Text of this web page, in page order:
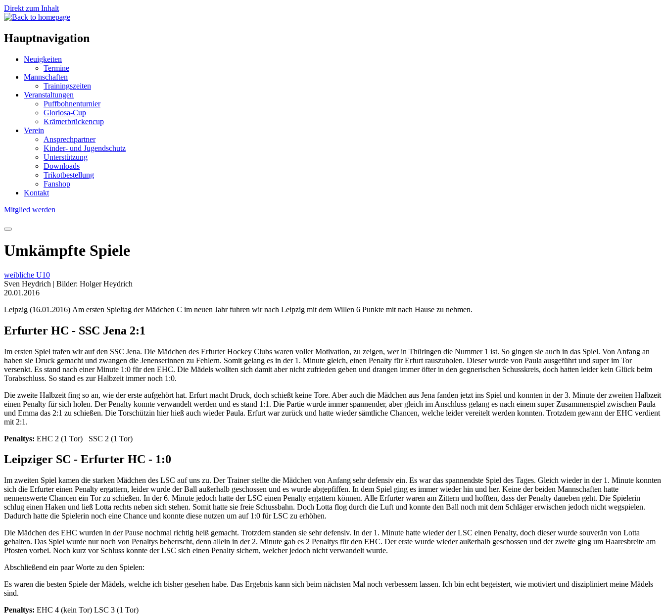
Direkt zum Inhalt
Hauptnavigation
Neuigkeiten
Termine
Mannschaften
Trainingszeiten
Veranstaltungen
Puffbohnenturnier
Gloriosa-Cup
Krämerbrückencup
Verein
Ansprechpartner
Kinder- und Jugendschutz
Unterstützung
Downloads
Trikotbestellung
Fanshop
Kontakt
Mitglied werden
Umkämpfte Spiele
weibliche U10
Sven Heydrich | Bilder: Holger Heydrich
20.01.2016
Leipzig (16.01.2016) Am ersten Spieltag der Mädchen C im neuen Jahr fuhren wir nach Leipzig mit dem Willen 6 Punkte mit nach Hause zu nehmen.
Erfurter HC - SSC Jena 2:1
Im ersten Spiel trafen wir auf den SSC Jena. Die Mädchen des Erfurter Hockey Clubs waren voller Motivation, zu zeigen, wer in Thüringen die Nummer 1 ist. So gingen sie auch in das Spiel. Von Anfang an
haben sie Druck gemacht und zwangen die Jenenserinnen zu Fehlern. Somit gelang es in der 1. Minute gleich, einen Penalty für Erfurt rauszuholen. Dieser wurde von Paula ausgeführt und super im Tor
versenkt. Es stand nach einer Minute 1:0 für den EHC. Die Mädels wollten sich damit aber nicht zufrieden geben und drangen immer öfter in den gegnerischen Schusskreis, doch hatten leider kein Glück beim
Torabschluss. So stand es zur Halbzeit immer noch 1:0.
Die zweite Halbzeit fing so an, wie der erste aufgehört hat. Erfurt macht Druck, doch schießt keine Tore. Aber auch die Mädchen aus Jena fanden jetzt ins Spiel und konnten in der 3. Minute der zweiten Halbzeit
einen Penalty für sich holen. Der Penalty konnte verwandelt werden und es stand 1:1. Die Partie wurde immer spannender, aber gleich im Anschluss gelang es nach einem super Zusammenspiel zwischen Paula
und Emma das 2:1 zu schießen. Die Torschützin hier hieß auch wieder Paula. Erfurt war zurück und hatte wieder sämtliche Chancen, welche leider vereitelt werden konnten. Trotzdem gewann der EHC verdient
mit 2:1.
Penaltys: EHC 2 (1 Tor) SSC 2 (1 Tor)
Leipziger SC - Erfurter HC - 1:0
Im zweiten Spiel kamen die starken Mädchen des LSC auf uns zu. Der Trainer stellte die Mädchen von Anfang sehr defensiv ein. Es war das spannendste Spiel des Tages. Gleich wieder in der 1. Minute konnten
sich die Erfurter einen Penalty ergattern, leider wurde der Ball außerhalb geschossen und es wurde abgepfiffen. In dem Spiel ging es immer wieder hin und her. Keine der beiden Mannschaften hatte
nennenswerte Chancen ein Tor zu schießen. In der 6. Minute jedoch hatte der LSC einen Penalty ergattern können. Alle Erfurter waren am Zittern und hofften, dass der Penalty daneben geht. Die Spielerin
schlug einen Haken und ließ Lotta rechts neben sich stehen. Somit hatte sie freie Schussbahn. Doch Lotta flog durch die Luft und konnte den Ball noch mit dem Schläger erwischen jedoch nicht wegspielen.
Dadurch hatte die Spielerin noch eine Chance und konnte diese nutzen um auf 1:0 für LSC zu erhöhen.
Die Mädchen des EHC wurden in der Pause nochmal richtig heiß gemacht. Trotzdem standen sie sehr defensiv. In der 1. Minute hatte wieder der LSC einen Penalty, doch dieser wurde souverän von Lotta
gehalten. Das Spiel wurde nur noch von Penaltys beherrscht, denn allein in der 2. Minute gab es 2 Penaltys für den EHC. Der erste wurde wieder außerhalb geschossen und der zweite ging um Haaresbreite am
Pfosten vorbei. Noch kurz vor Schluss konnte der LSC sich einen Penalty sichern, welcher jedoch nicht verwandelt wurde.
Abschließend ein paar Worte zu den Spielen:
Es waren die besten Spiele der Mädels, welche ich bisher gesehen habe. Das Ergebnis kann sich beim nächsten Mal noch verbessern lassen. Ich bin echt begeistert, wie motiviert und diszipliniert meine Mädels
sind.
Penaltys: EHC 4 (kein Tor) LSC 3 (1 Tor)